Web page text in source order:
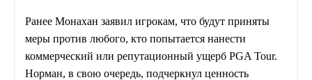
Ранее Монахан заявил игрокам, что будут приняты
меры против любого, кто попытается нанести
коммерческий или репутационный ущерб PGA Tour.
Норман, в свою очередь, подчеркнул ценность